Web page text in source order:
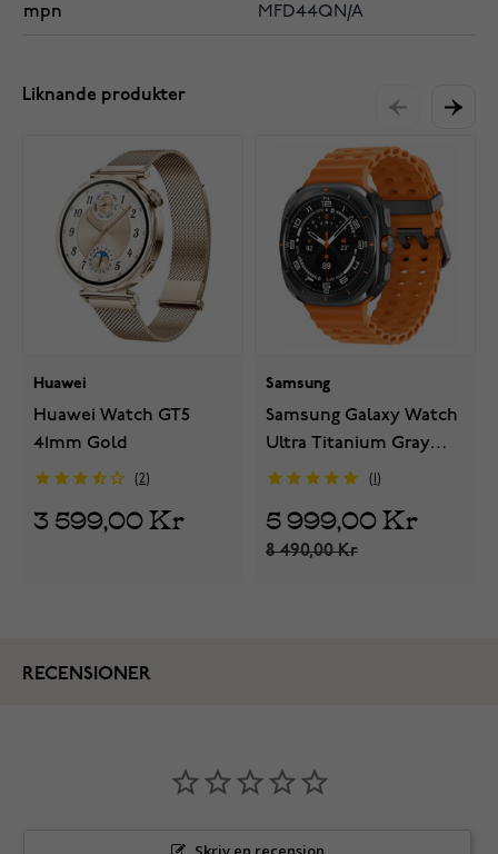
mpn MFD44QN/A
Liknande produkter
Huawei
Huawei Watch GT5
41mm Gold
2
3 599,00 Kr
Samsung
Samsung Galaxy Watch
Ultra Titanium Gray
SM-L705FDAAEUB
5 999,00 Kr
8 490,00 Kr
RECENSIONER